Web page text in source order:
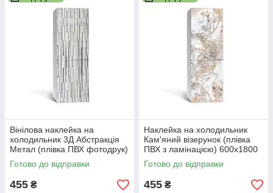
Вінілова наклейка на
холодильник 3Д Абстракція
Метал (плівка ПВХ фотодрук)
600х1800 мм Текстури Сірий
Готово до відправки
455 ₴
Наклейка на холодильник
Кам'яний візерунок (плівка
ПВХ з ламінацією) 600х1800
мм Текстури
Готово до відправки
455 ₴